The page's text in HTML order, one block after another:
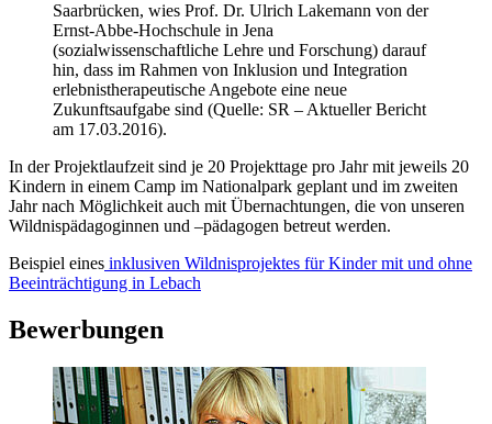
Saarbrücken, wies Prof. Dr. Ulrich Lakemann von der
Ernst-Abbe-Hochschule in Jena
(sozialwissenschaftliche Lehre und Forschung) darauf
hin, dass im Rahmen von Inklusion und Integration
erlebnistherapeutische Angebote eine neue
Zukunftsaufgabe sind (Quelle: SR – Aktueller Bericht
am 17.03.2016).
In der Projektlaufzeit sind je 20 Projekttage pro Jahr mit jeweils 20
Kindern in einem Camp im Nationalpark geplant und im zweiten
Jahr nach Möglichkeit auch mit Übernachtungen, die von unseren
Wildnispädagoginnen und –pädagogen betreut werden.
Beispiel eines inklusiven Wildnisprojektes für Kinder mit und ohne
Beeinträchtigung in Lebach
Bewerbungen